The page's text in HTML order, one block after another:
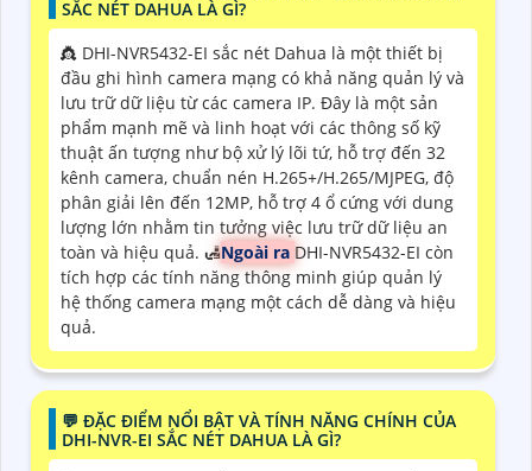
SẮC NÉT DAHUA LÀ GÌ?
👸 DHI-NVR5432-EI sắc nét Dahua là một thiết bị
đầu ghi hình camera mạng có khả năng quản lý và
lưu trữ dữ liệu từ các camera IP. Đây là một sản
phẩm mạnh mẽ và linh hoạt với các thông số kỹ
thuật ấn tượng như bộ xử lý lõi tứ, hỗ trợ đến 32
kênh camera, chuẩn nén H.265+/H.265/MJPEG, độ
phân giải lên đến 12MP, hỗ trợ 4 ổ cứng với dung
lượng lớn nhằm tin tưởng việc lưu trữ dữ liệu an
toàn và hiệu quả. 🛃Ngoài ra DHI-NVR5432-EI còn
tích hợp các tính năng thông minh giúp quản lý
hệ thống camera mạng một cách dễ dàng và hiệu
quả.
️💬 ĐẶC ĐIỂM NỔI BẬT VÀ TÍNH NĂNG CHÍNH CỦA
DHI-NVR-EI SẮC NÉT DAHUA LÀ GÌ?